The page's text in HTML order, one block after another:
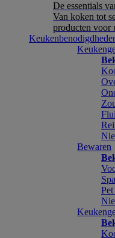
De essentials
Van koken tot
producten voor
Bewaren